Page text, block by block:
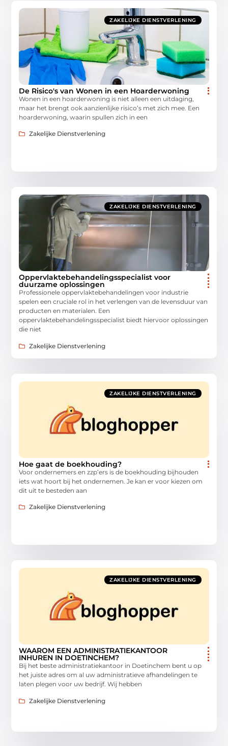
ZAKELIJKE DIENSTVERLENING
De Risico's van Wonen in een Hoarderwoning
Wonen in een hoarderwoning is niet alleen een uitdaging,
maar het brengt ook aanzienlijke risico’s met zich mee. Een
hoarderwoning, waarin spullen zich in een
Zakelijke Dienstverlening
ZAKELIJKE DIENSTVERLENING
Oppervlaktebehandelingsspecialist voor
duurzame oplossingen
Professionele oppervlaktebehandelingen voor industrie
spelen een cruciale rol in het verlengen van de levensduur van
producten en materialen. Een
oppervlaktebehandelingsspecialist biedt hiervoor oplossingen
die niet
Zakelijke Dienstverlening
ZAKELIJKE DIENSTVERLENING
Hoe gaat de boekhouding?
Voor ondernemers en zzp’ers is de boekhouding bijhouden
iets wat hoort bij het ondernemen. Je kan er voor kiezen om
dit uit te besteden aan
Zakelijke Dienstverlening
ZAKELIJKE DIENSTVERLENING
WAAROM EEN ADMINISTRATIEKANTOOR
INHUREN IN DOETINCHEM?
Bij het beste administratiekantoor in Doetinchem bent u op
het juiste adres om al uw administratieve afhandelingen te
laten plegen voor uw bedrijf. Wij hebben
Zakelijke Dienstverlening